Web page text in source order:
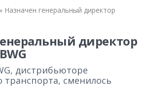
» Назначен генеральный директор
директор
дистрибьюторе
транспорта, сменилось